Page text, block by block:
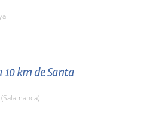
10 km de Santa